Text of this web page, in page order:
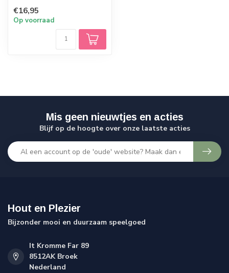
€16,95
Op voorraad
Mis geen nieuwtjes en acties
Blijf op de hoogte over onze laatste acties
Hout en Plezier
Bijzonder mooi en duurzaam speelgoed
It Kromme Far 89
8512AK Broek
Nederland